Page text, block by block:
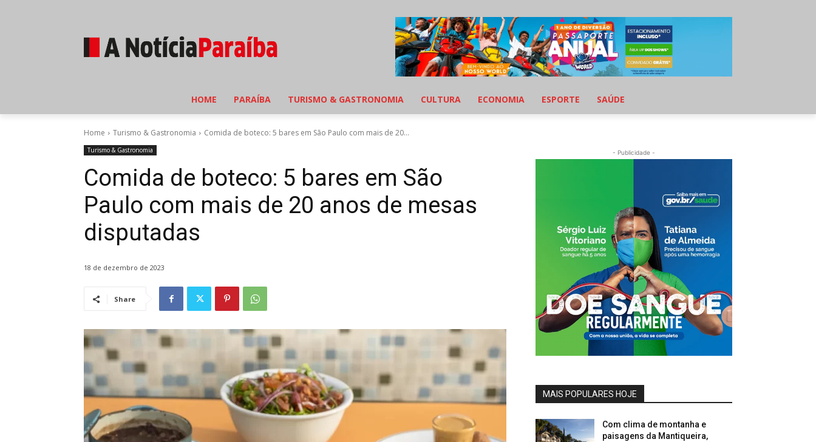
HOME PARAÍBA TURISMO & GASTRONOMIA CULTURA ECONOMIA ESPORTE SAÚDE
Home Turismo & Gastronomia Comida de boteco: 5 bares em São Paulo com mais de 20...
Turismo & Gastronomia
Comida de boteco: 5 bares em São
Paulo com mais de 20 anos de mesas
disputadas
18 de dezembro de 2023
Share
- Publicidade -
MAIS POPULARES HOJE
Com clima de montanha e
paisagens da Mantiqueira,